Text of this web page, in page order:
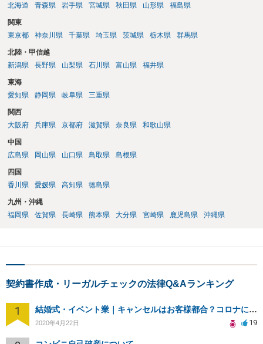
北海道
青森県 岩手県 宮城県 秋田県 山形県 福島県
関東
東京都
神奈川県 千葉県 埼玉県 茨城県 栃木県 群馬県
北陸・甲信越
新潟県
長野県 山梨県 石川県 富山県 福井県
東海
愛知県
静岡県 岐阜県 三重県
関西
大阪府
兵庫県 京都府 滋賀県 奈良県 和歌山県
中国
広島県
岡山県 山口県 鳥取県 島根県
四国
香川県
愛媛県 高知県 徳島県
九州・沖縄
福岡県
佐賀県 長崎県 熊本県 大分県 宮崎県 鹿児島県 沖縄県
契約書作成・リーガルチェックの法律Q&Aランキング
1 結婚式・イベント業｜キャンセルはお客様都合？コロナによる結婚式キャンセルのトラブル対処（編集部投稿）
2020年4月22日 19